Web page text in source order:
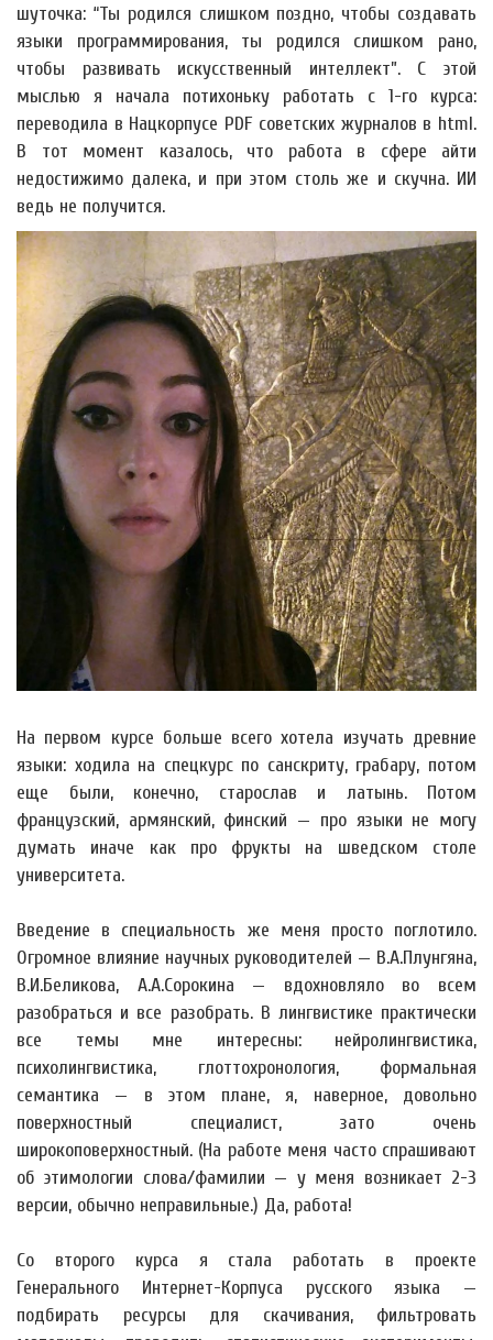
шуточка: “Ты родился слишком поздно, чтобы создавать
языки программирования, ты родился слишком рано,
чтобы развивать искусственный интеллект”. С этой
мыслью я начала потихоньку работать с 1-го курса:
переводила в Нацкорпусе PDF советских журналов в html.
В тот момент казалось, что работа в сфере айти
недостижимо далека, и при этом столь же и скучна. ИИ
ведь не получится.
На первом курсе больше всего хотела изучать древние
языки: ходила на спецкурс по санскриту, грабару, потом
еще были, конечно, старослав и латынь. Потом
французский, армянский, финский — про языки не могу
думать иначе как про фрукты на шведском столе
университета.
Введение в специальность же меня просто поглотило.
Огромное влияние научных руководителей — В.А.Плунгяна,
В.И.Беликова, А.А.Сорокина — вдохновляло во всем
разобраться и все разобрать. В лингвистике практически
все темы мне интересны: нейролингвистика,
психолингвистика, глоттохронология, формальная
семантика — в этом плане, я, наверное, довольно
поверхностный специалист, зато очень
широкоповерхностный. (На работе меня часто спрашивают
об этимологии слова/фамилии — у меня возникает 2-3
версии, обычно неправильные.) Да, работа!
Со второго курса я стала работать в проекте
Генерального Интернет-Корпуса русского языка —
подбирать ресурсы для скачивания, фильтровать